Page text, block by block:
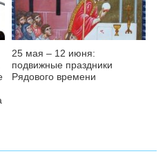
25 мая – 12 июня:
подвижные праздники
Рядового времени